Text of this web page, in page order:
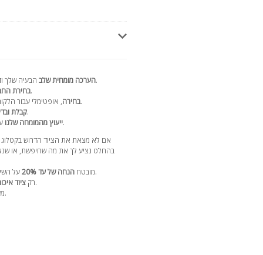
הערכה מומחית שלבהבעיה שלך ודיון מפורט בפתרונות תוך 24 שעות.
בחירתעם הספק הנבחר.
בחירה, אופטימלי עבור הלקוח, סכמת התשלומים וזמן האספקה.
קבלתלפני שליחה עם דוח וידאו.
ייעוץ מהמומחה שלנו עם
לאורך חיי הציוד.
אם לא מצאת את הציוד הדרוש
בהחלט נציע לך את מה שחיפשת, או
מובטח הנחה של עד 20%
על השירותים שלנו ברכישה הבאה בקטלוג שלנו.
רק ציוד
מספקים מהימנים עם מוניטין רב שנים.
.